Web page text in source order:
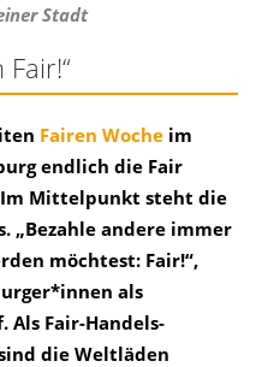
Stadt
Fairen Woche im
endlich die Fair
Im Mittelpunkt steht die
„Bezahle andere immer
möchtest: Fair!“,
als
Als Fair-Handels-
die Weltläden